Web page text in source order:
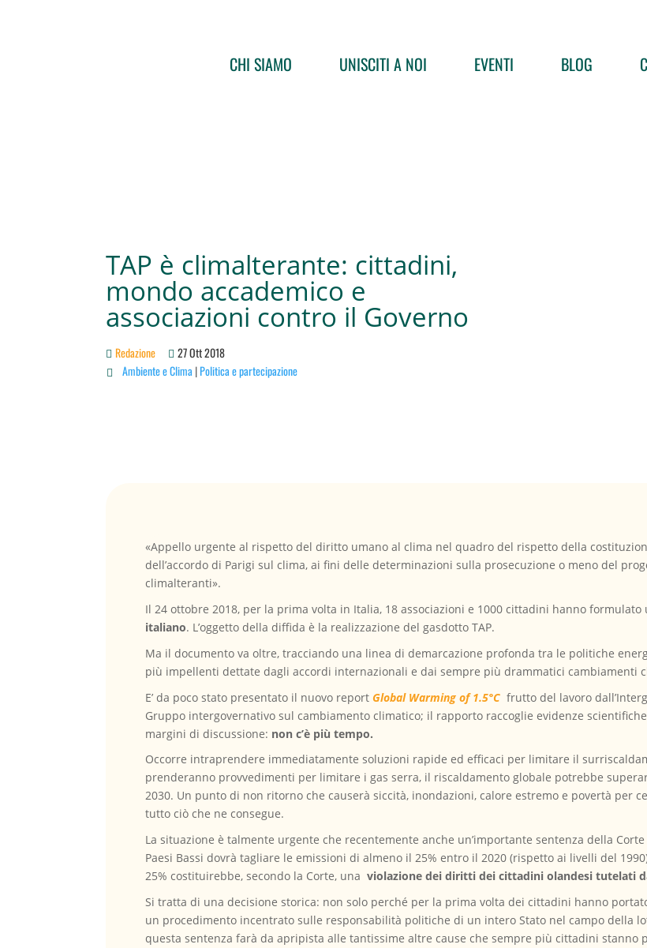
CHI SIAMO UNISCITI A NOI EVENTI BLOG
TAP è climalterante: cittadini,
mondo accademico e
associazioni contro il Governo
Redazione 27 Ott 2018
 Ambiente e Clima |Politica e partecipazione
«Appello urgente al rispetto del diritto umano al clima nel quadro del rispetto della
dell’accordo di Parigi sul clima, ai fini delle determinazioni sulla prosecuzione o meno del
climalteranti».
Il 24 ottobre 2018, per la prima volta in Italia, 18 associazioni e 1000 cittadini hanno
italiano. L’oggetto della diffida è la realizzazione del gasdotto TAP.
Ma il documento va oltre, tracciando una linea di demarcazione profonda tra le politiche
più impellenti dettate dagli accordi internazionali e dai sempre più drammatici cambiamenti
E’ da poco stato presentato il nuovo reportGlobal Warming of 1.5°C frutto del lavoro
Gruppo intergovernativo sul cambiamento climatico; il rapporto raccoglie evidenze
margini di discussione: non c’è più tempo.
Occorre intraprendere immediatamente soluzioni rapide ed efficaci per limitare il
prenderanno provvedimenti per limitare i gas serra, il riscaldamento globale potrebbe
2030. Un punto di non ritorno che causerà siccità, inondazioni, calore estremo e povertà per
tutto ciò che ne consegue.
La situazione è talmente urgente che recentemente anche un’importante sentenza della Corte
Paesi Bassi dovrà tagliare le emissioni di almeno il 25% entro il 2020 (rispetto ai livelli del
25% costituirebbe, secondo la Corte, una violazione dei diritti dei cittadini olandesi tutelati
Si tratta di una decisione storica: non solo perché per la prima volta dei cittadini hanno
un procedimento incentrato sulle responsabilità politiche di un intero Stato nel campo della
questa sentenza farà da apripista alle tantissime altre cause che sempre più cittadini